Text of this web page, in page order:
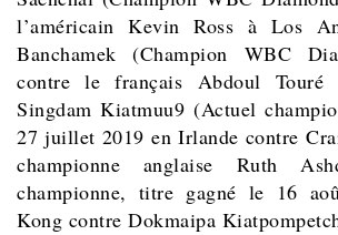
l’américain Kevin Ross à Los
Banchamek (Champion WBC
contre le français Abdoul Touré
Singdam Kiatmuu9 (Actuel
27 juillet 2019 en Irlande contre
championne anglaise Ruth
championne, titre gagné le 16
Kong contre Dokmaipa